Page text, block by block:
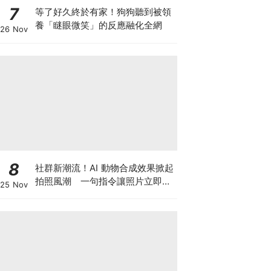
7
26 Nov
等了好久終於有家！狗狗聽到被領
養「瞇眼微笑」的反應融化全網
8
25 Nov
社群新潮流！AI 動物合成效果掀起
拍照風潮 一句指令讓照片立即升